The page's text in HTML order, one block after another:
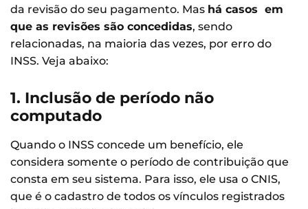
da revisão do seu pagamento. Mas há casos em
que as revisões são concedidas, sendo
relacionadas, na maioria das vezes, por erro do
INSS. Veja abaixo:
1. Inclusão de período não
computado
Quando o INSS concede um benefício, ele
considera somente o período de contribuição que
consta em seu sistema. Para isso, ele usa o CNIS,
que é o cadastro de todos os vínculos registrados